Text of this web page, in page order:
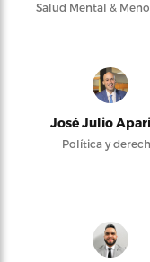
Salud Mental &
José Julio
Política y